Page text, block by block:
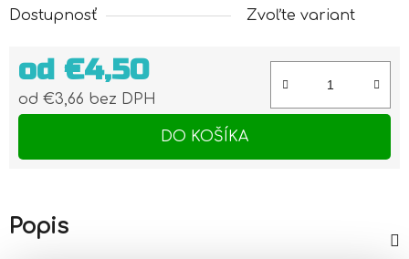
Dostupnosť Zvoľte variant
od €4,50
od €3,66 bez DPH
DO KOŠÍKA
Popis